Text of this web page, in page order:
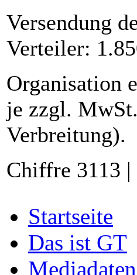
Versendung
Verteiler:
Organisation
je zzgl.
Verbreitung).
Chiffre 3113
Startseite
Das ist GT
Mediadaten